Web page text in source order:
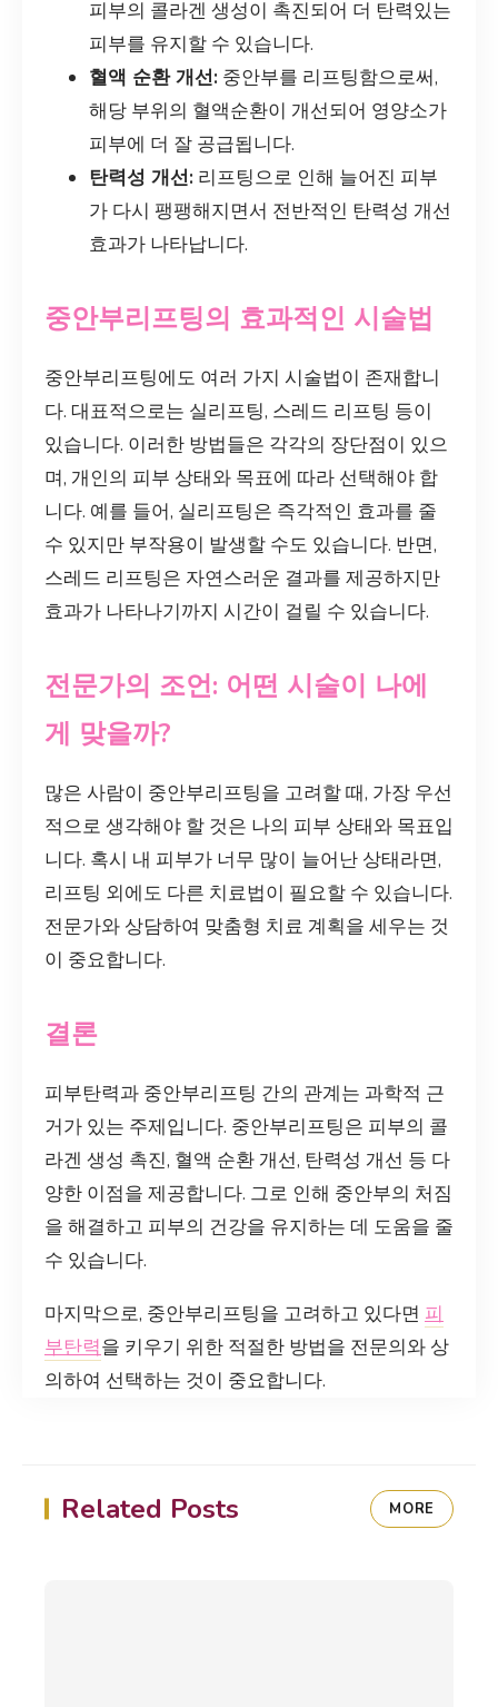
피부의 콜라겐 생성이 촉진되어 더 탄력있는
피부를 유지할 수 있습니다.
혈액 순환 개선: 중안부를 리프팅함으로써,
해당 부위의 혈액순환이 개선되어 영양소가
피부에 더 잘 공급됩니다.
탄력성 개선: 리프팅으로 인해 늘어진 피부
가 다시 팽팽해지면서 전반적인 탄력성 개선
효과가 나타납니다.
중안부리프팅의 효과적인 시술법
중안부리프팅에도 여러 가지 시술법이 존재합니
다. 대표적으로는 실리프팅, 스레드 리프팅 등이
있습니다. 이러한 방법들은 각각의 장단점이 있으
며, 개인의 피부 상태와 목표에 따라 선택해야 합
니다. 예를 들어, 실리프팅은 즉각적인 효과를 줄
수 있지만 부작용이 발생할 수도 있습니다. 반면,
스레드 리프팅은 자연스러운 결과를 제공하지만
효과가 나타나기까지 시간이 걸릴 수 있습니다.
전문가의 조언: 어떤 시술이 나에
게 맞을까?
많은 사람이 중안부리프팅을 고려할 때, 가장 우선
적으로 생각해야 할 것은 나의 피부 상태와 목표입
니다. 혹시 내 피부가 너무 많이 늘어난 상태라면,
리프팅 외에도 다른 치료법이 필요할 수 있습니다.
전문가와 상담하여 맞춤형 치료 계획을 세우는 것
이 중요합니다.
결론
피부탄력과 중안부리프팅 간의 관계는 과학적 근
거가 있는 주제입니다. 중안부리프팅은 피부의 콜
라겐 생성 촉진, 혈액 순환 개선, 탄력성 개선 등 다
양한 이점을 제공합니다. 그로 인해 중안부의 처짐
을 해결하고 피부의 건강을 유지하는 데 도움을 줄
수 있습니다.
마지막으로, 중안부리프팅을 고려하고 있다면 피
부탄력을 키우기 위한 적절한 방법을 전문의와 상
의하여 선택하는 것이 중요합니다.
Related Posts MORE